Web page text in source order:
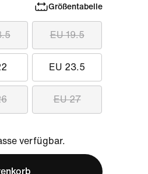
Größentabelle
EU 19.5
EU 23.5
EU 27
verfügbar.